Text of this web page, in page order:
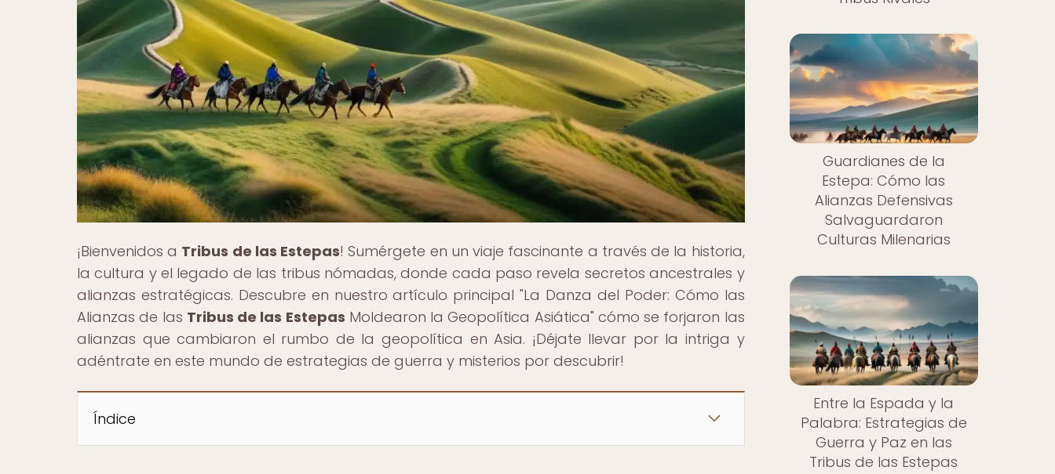
¡Bienvenidos a Tribus de las Estepas! Sumérgete en un viaje fascinante a través de la historia,
la cultura y el legado de las tribus nómadas, donde cada paso revela secretos ancestrales y
alianzas estratégicas. Descubre en nuestro artículo principal "La Danza del Poder: Cómo las
Alianzas de las Tribus de las Estepas Moldearon la Geopolítica Asiática" cómo se forjaron las
alianzas que cambiaron el rumbo de la geopolítica en Asia. ¡Déjate llevar por la intriga y
adéntrate en este mundo de estrategias de guerra y misterios por descubrir!
Índice
Guardianes de la
Estepa: Cómo las
Alianzas Defensivas
Salvaguardaron
Culturas Milenarias
Entre la Espada y la
Palabra: Estrategias de
Guerra y Paz en las
Tribus de las Estepas